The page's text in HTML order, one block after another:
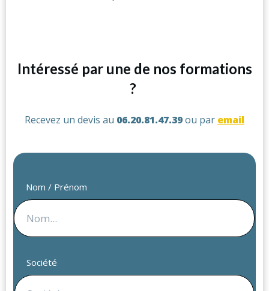
Intéressé par une de nos formations
?
Recevez un devis au 06.20.81.47.39ou par email
Nom / Prénom
Société